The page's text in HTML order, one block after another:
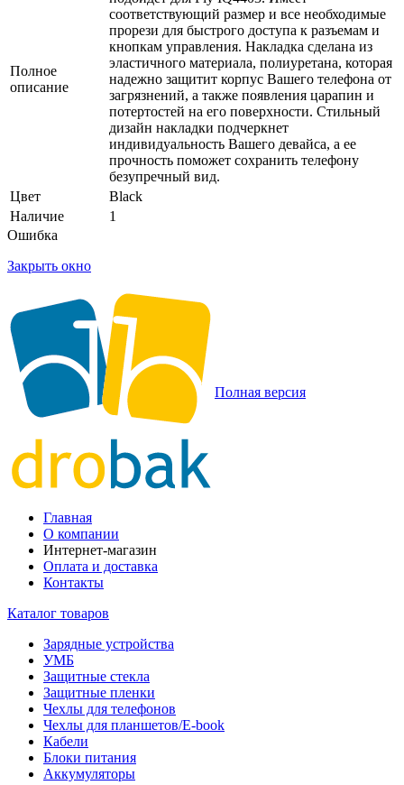
Полное
описание
соответствующий размер и все необходимые
прорези для быстрого доступа к разъемам и
кнопкам управления. Накладка сделана из
эластичного материала, полиуретана, которая
надежно защитит корпус Вашего телефона от
загрязнений, а также появления царапин и
потертостей на его поверхности. Стильный
дизайн накладки подчеркнет
индивидуальность Вашего девайса, а ее
прочность поможет сохранить телефону
безупречный вид.
Цвет
Black
Наличие
1
Ошибка
Закрыть окно
Полная версия
Главная
О компании
Интернет-магазин
Оплата и доставка
Контакты
Каталог товаров
Зарядные устройства
УМБ
Защитные стекла
Защитные пленки
Чехлы для телефонов
Чехлы для планшетов/E-book
Кабели
Блоки питания
Аккумуляторы